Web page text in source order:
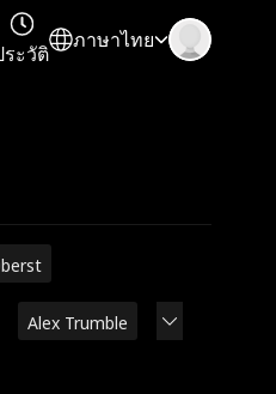
ะวัติ
ภาษาไทย
Alex Trumble